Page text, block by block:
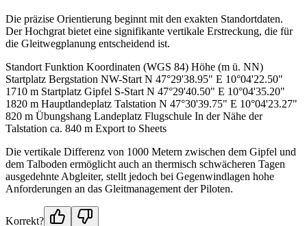
Die präzise Orientierung beginnt mit den exakten Standortdaten.
Der Hochgrat bietet eine signifikante vertikale Erstreckung, die für
die Gleitwegplanung entscheidend ist.
Standort Funktion Koordinaten (WGS 84) Höhe (m ü. NN)
Startplatz Bergstation NW-Start N 47°29'38.95" E 10°04'22.50"
1710 m Startplatz Gipfel S-Start N 47°29'40.50" E 10°04'35.20"
1820 m Hauptlandeplatz Talstation N 47°30'39.75" E 10°04'23.27"
820 m Übungshang Landeplatz Flugschule In der Nähe der
Talstation ca. 840 m Export to Sheets
Die vertikale Differenz von 1000 Metern zwischen dem Gipfel und
dem Talboden ermöglicht auch an thermisch schwächeren Tagen
ausgedehnte Abgleiter, stellt jedoch bei Gegenwindlagen hohe
Anforderungen an das Gleitmanagement der Piloten.
Korrekt?